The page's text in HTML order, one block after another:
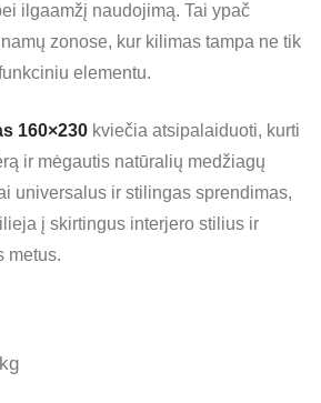
ilgaamžį naudojimą. Tai ypač
zonose, kur kilimas tampa ne tik
elementu.
160×230 kviečia atsipalaiduoti, kurti
ir mėgautis natūralių medžiagų
universalus ir stilingas sprendimas,
į skirtingus interjero stilius ir
metus.